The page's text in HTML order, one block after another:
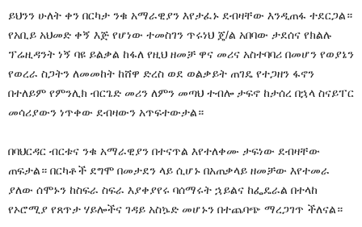
ይህንን ሁለት ቀን በርካታ ንቁ አማራዊያን እየታፈኑ ደብዛቸው እንዲጠፋ ተደርጋል።
የአቢይ አህመድ ቀኝ እጅ የሆነው ተመስገን ጥሩነህ ጄ/ል አበባው ታደሰና የክልሉ
ፕሬዚዳንት ነኝ ባዩ ይልቃል ከፋለ የዚህ ዘመቻ ዋና መሪና አስተባባሪ በመሆን የወያኔን
የወረራ ስጋትን ለመመከት ከሸዋ ድረስ ወደ ወልቃይት ጠገዴ የተጋዘን ፋኖን
በተለይም የምንሊክ ብርጌድ መሪን ለምን መጣህ ተብሎ ታፍኖ ከታሰረ በኋላ ስናይፐር
መሳሪያውን ነጥቀው ደብዛውን አጥፍተውታል።
በባህርዳር ብርቱና ንቁ አማራዊያን በተናጥል እየተለቀሙ ታፍነው ደብዛቸው
ጠፍታል። በርካቶች ደግሞ በመታደን ላይ ሲሆኑ በአጠቃላይ ዘመቻው እየተመራ
ያለው ሰሞኑን ከስፍራ ስፍራ እያቀያየሩ ባሰማሩት ኋይልና ከፌዴራል በተላከ
የኦሮሚያ የጸጥታ ሃይሎችና ገዳይ አስኴድ መሆኑን በተጨባጭ ማረጋገጥ ችለናል።